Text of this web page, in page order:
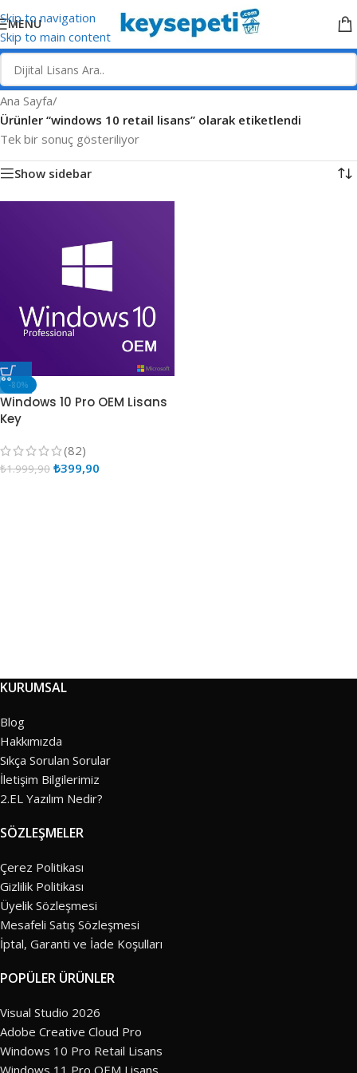
Skip to navigation
Skip to main content
MENU
Ana Sayfa/
Ürünler “windows 10 retail lisans” olarak etiketlendi
Tek bir sonuç gösteriliyor
Show sidebar
-80%
Windows 10 Pro OEM Lisans
Key
(82)
₺1.999,90 ₺399,90
KURUMSAL
Blog
Hakkımızda
Sıkça Sorulan Sorular
İletişim Bilgilerimiz
2.EL Yazılım Nedir?
SÖZLEŞMELER
Çerez Politikası
Gizlilik Politikası
Üyelik Sözleşmesi
Mesafeli Satış Sözleşmesi
İptal, Garanti ve İade Koşulları
POPÜLER ÜRÜNLER
Visual Studio 2026
Adobe Creative Cloud Pro
Windows 10 Pro Retail Lisans
Windows 11 Pro OEM Lisans